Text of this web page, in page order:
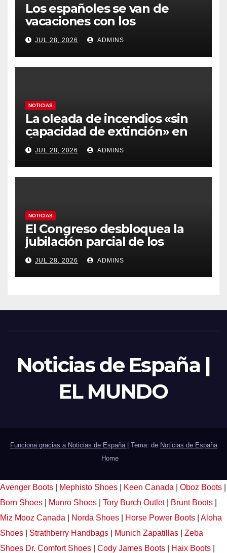
Los españoles se van de
vacaciones con los
carburantes hasta un 21%
más caros que el año pasado
y los hoteles disparados
JUL 28, 2026 ADMINS
NOTICIAS
La oleada de incendios «sin
capacidad de extinción» en
Ávila y al oeste de Madrid
obliga a declarar la
emergencia nacional
JUL 28, 2026 ADMINS
NOTICIAS
El Congreso desbloquea la
jubilación parcial de los
trabajadores laborales del
sector público
JUL 28, 2026 ADMINS
Noticias de España |
EL MUNDO
Funciona gracias a Noticias de España Tema: de Noticias de España
Home
Avenger Boots Mephisto Shoes Keen Canada Oboz Boots
Born Shoes
Munro Shoes Tory Burch Outlet Brunt Boots
Miz Mooz Canada
Norda Shoes Horse Power Boots
Aloha
Shoes
Strathberry Handbags Munich Zapatillas
Zeba
Shoes Dr. Comfort Shoes Cody James Boots Haix Boots